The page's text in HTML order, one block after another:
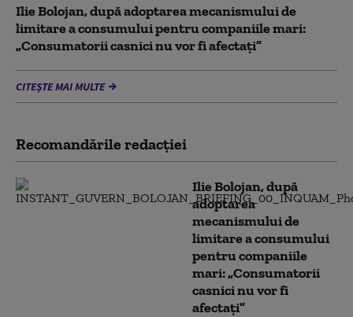
Ilie Bolojan, după adoptarea mecanismului de
limitare a consumului pentru companiile mari:
„Consumatorii casnici nu vor fi afectați”
CITEȘTE MAI MULTE
Recomandările redacţiei
Ilie Bolojan, după
adoptarea
mecanismului de
limitare a consumului
pentru companiile
mari: „Consumatorii
casnici nu vor fi
afectați”